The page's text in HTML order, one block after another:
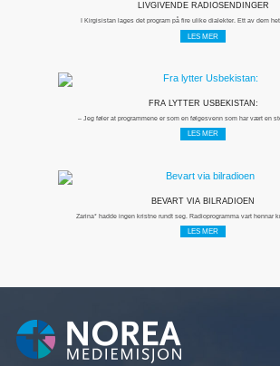
LIVGIVENDE RADIOSENDINGER
I Kirgisistan lages det program på fire ulike dialekter. Ett av dem
LES MER
FRA LYTTER USBEKISTAN:
– Jeg føler at programmene er som en følgesvenn som har vært en
LES MER
BEVART VIA BILRADIOEN
Zarina* hadde ingen kristne rundt seg. Radioprogramma vart hennar
LES MER